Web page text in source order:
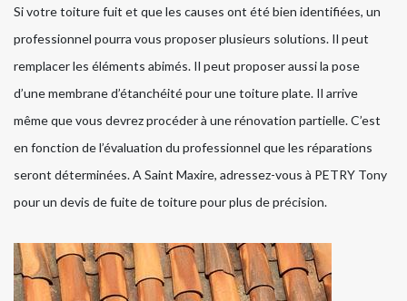
Si votre toiture fuit et que les causes ont été bien identifiées, un
professionnel pourra vous proposer plusieurs solutions. Il peut
remplacer les éléments abimés. Il peut proposer aussi la pose
d’une membrane d’étanchéité pour une toiture plate. Il arrive
même que vous devrez procéder à une rénovation partielle. C’est
en fonction de l’évaluation du professionnel que les réparations
seront déterminées. A Saint Maxire, adressez-vous à PETRY Tony
pour un devis de fuite de toiture pour plus de précision.